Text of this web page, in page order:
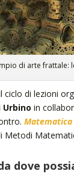
di arte frattale:
ciclo di lezioni
in
Metodi
dove